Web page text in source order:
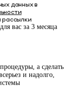
данных в
рассылки
вас за 3 месяца
а сделать
и надолго,